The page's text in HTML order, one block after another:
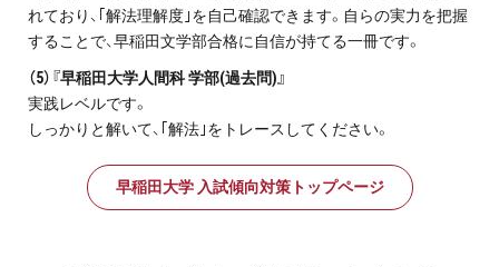
れており、｢解法理解度｣を自己確認できます。自らの実力を把握
することで、早稲田文学部合格に自信が持てる一冊です。
（5）『早稲田大学人間科 学部(過去問)』
実践レベルです。
しっかりと解いて、｢解法｣をトレースしてください。
早稲田大学 入試傾向対策トップページ